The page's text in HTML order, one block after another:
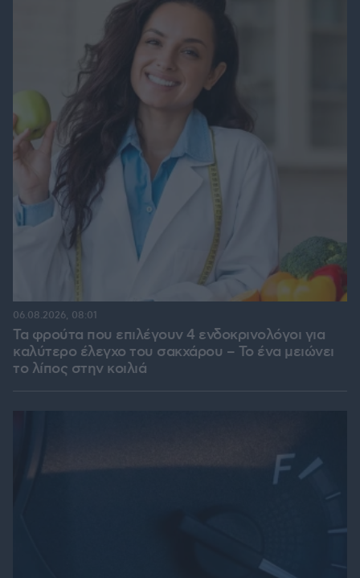
Τα φρούτα που επιλέγουν 4 ενδοκρινολόγοι για
καλύτερο έλεγχο του σακχάρου – Το ένα μειώνει
το λίπος στην κοιλιά
06.08.2026, 08:01